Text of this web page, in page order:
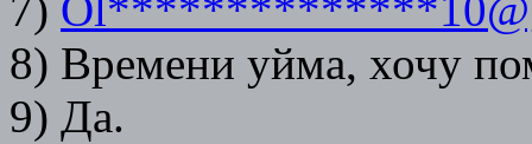
7)
8) Времени уйма, хочу
9) Да.